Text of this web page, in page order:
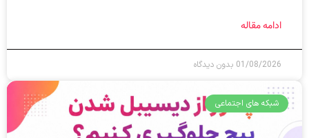
ادامه مقاله
01/08/2026 بدون دیدگاه
شبکه های اجتماعی